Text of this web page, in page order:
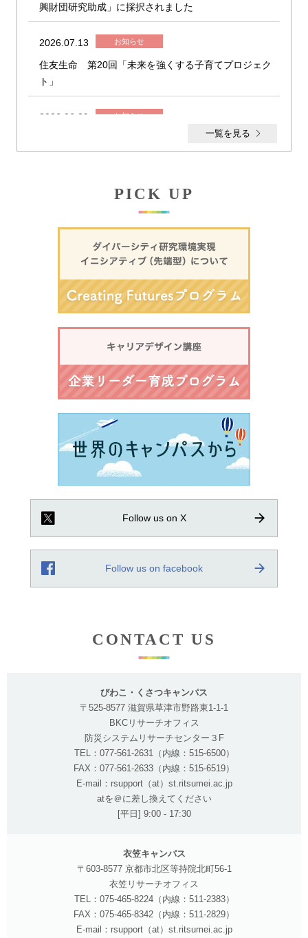
興財団研究助成」に採択されました
2026.07.13
住友生命 第20回「未来を強くする子育てプロジェク
ト」
2026.06.29
【募集期間終了】2026年度（後期） 「ライフイベント
【イベント情報】研究者交流の場「OPEN DAY 対面
版」BKCキャンパス開催分のお申込みを受付開始!
2026.05.21
【イベント情報】研究者交流の場「OPEN DAY 対面
版」OICキャンパス開催分のお申込みを受付開始!
【公開のお知らせ】企業リーダー育成プログラム オン
ラインセミナー：キャリアのその先へ～女性役職者が語
2026.01.16
【イベント情報】立命館大学 ダイバーシティ研究環境
実現イニシアティブ（先端型）総括シンポジウム ―女
性研究者支援の軌跡と未来への展望―
2025.12.25
部・菊盛 真衣准教授）を公開しました！
で開催しました
一覧を見る
PICK UP
Follow us on X
Follow us on facebook
CONTACT US
びわこ・くさつキャンパス
〒525-8577 滋賀県草津市野路東1-1-1
BKCリサーチオフィス
防災システムリサーチセンター３F
TEL：077-561-2631（内線：515-6500）
FAX：077-561-2633（内線：515-6519）
E-mail：rsupport（at）st.ritsumei.ac.jp
atを＠に差し換えてください
[平日] 9:00 - 17:30
衣笠キャンパス
〒603-8577 京都市北区等持院北町56-1
衣笠リサーチオフィス
TEL：075-465-8224（内線：511-2383）
FAX：075-465-8342（内線：511-2829）
E-mail：rsupport（at）st.ritsumei.ac.jp